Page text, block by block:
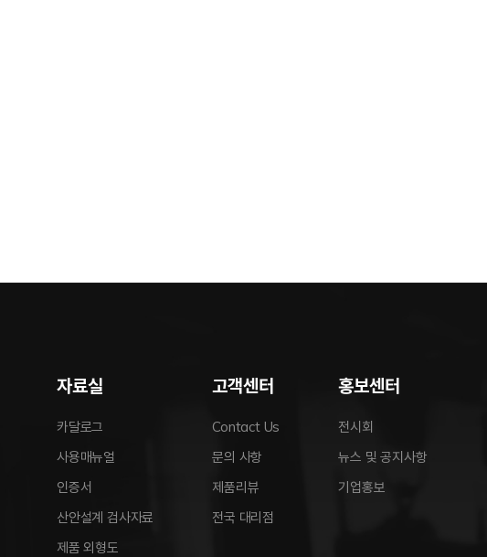
자료실
카달로그
사용매뉴얼
인증서
산안설계 검사자료
제품 외형도
고객센터
Contact Us
문의 사항
제품리뷰
전국 대리점
홍보센터
전시회
뉴스 및 공지사항
기업홍보